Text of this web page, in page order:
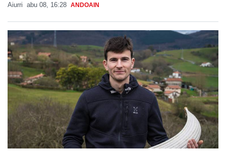
Aiurri abu 08, 16:28 ANDOAIN